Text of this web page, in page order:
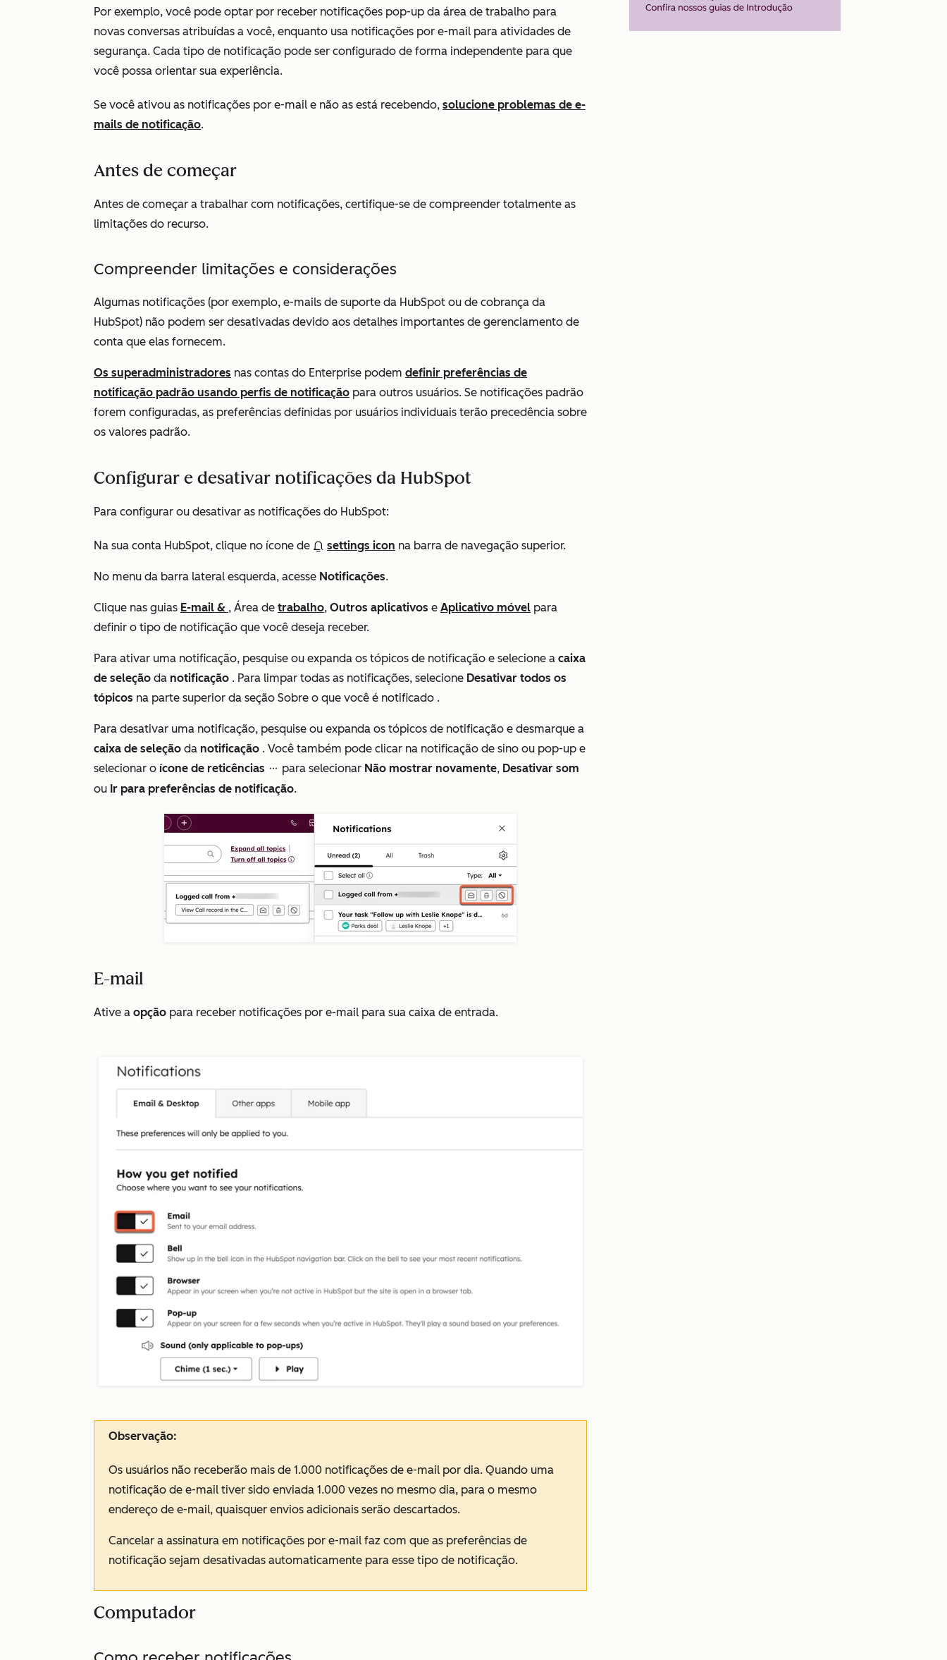
Por exemplo, você pode optar por receber notificações pop-up da área de trabalho para
novas conversas atribuídas a você, enquanto usa notificações por e-mail para atividades de
segurança. Cada tipo de notificação pode ser configurado de forma independente para que
você possa orientar sua experiência.
Se você ativou as notificações por e-mail e não as está recebendo, solucione problemas de e-
mails de notificação.
Antes de começar
Antes de começar a trabalhar com notificações, certifique-se de compreender totalmente as
limitações do recurso.
Compreender limitações e considerações
Algumas notificações (por exemplo, e-mails de suporte da HubSpot ou de cobrança da
HubSpot) não podem ser desativadas devido aos detalhes importantes de gerenciamento de
conta que elas fornecem.
Os superadministradores nas contas do Enterprise podem definir preferências de
notificação padrão usando perfis de notificação para outros usuários. Se notificações padrão
forem configuradas, as preferências definidas por usuários individuais terão precedência sobre
os valores padrão.
Configurar e desativar notificações da HubSpot
Para configurar ou desativar as notificações do HubSpot:
Na sua conta HubSpot, clique no ícone de settings icon na barra de navegação superior.
No menu da barra lateral esquerda, acesse Notificações.
Clique nas guias E-mail & , Área de trabalho, Outros aplicativos e Aplicativo móvel para
definir o tipo de notificação que você deseja receber.
Para ativar uma notificação, pesquise ou expanda os tópicos de notificação e selecione a caixa
de seleção da notificação . Para limpar todas as notificações, selecione Desativar todos os
tópicos na parte superior da seção Sobre o que você é notificado .
Para desativar uma notificação, pesquise ou expanda os tópicos de notificação e desmarque a
caixa de seleção da notificação . Você também pode clicar na notificação de sino ou pop-up e
selecionar o ícone de reticências ellipses para selecionar Não mostrar novamente, Desativar som
ou Ir para preferências de notificação.
E-mail
Ative a opção para receber notificações por e-mail para sua caixa de entrada.
Observação:
Os usuários não receberão mais de 1.000 notificações de e-mail por dia. Quando uma
notificação de e-mail tiver sido enviada 1.000 vezes no mesmo dia, para o mesmo
endereço de e-mail, quaisquer envios adicionais serão descartados.
Cancelar a assinatura em notificações por e-mail faz com que as preferências de
notificação sejam desativadas automaticamente para esse tipo de notificação.
Computador